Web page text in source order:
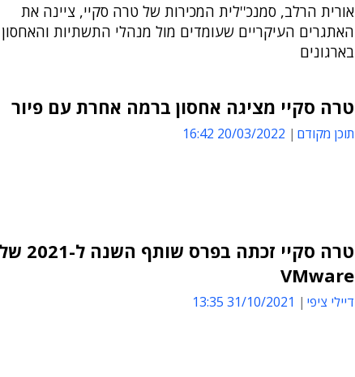
אורית הרלב, סמנכ''לית המכירות של טרה סקיי, ציינה את
האתגרים העיקריים שעומדים מול מנהלי התשתיות והאחסון
בארגונים
טרה סקיי מציגה אחסון ברמה אחרת עם פיור
תוכן מקודם 20/03/2022 16:42
טרה סקיי זכתה בפרס שותף השנה ל-2021 של
VMware
דיילי ציפי 31/10/2021 13:35